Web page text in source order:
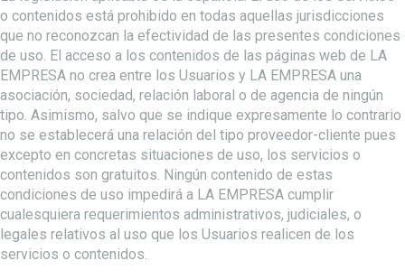
o contenidos está prohibido en todas aquellas jurisdicciones
que no reconozcan la efectividad de las presentes condiciones
de uso. El acceso a los contenidos de las páginas web de LA
EMPRESA no crea entre los Usuarios y LA EMPRESA una
asociación, sociedad, relación laboral o de agencia de ningún
tipo. Asimismo, salvo que se indique expresamente lo contrario
no se establecerá una relación del tipo proveedor-cliente pues
excepto en concretas situaciones de uso, los servicios o
contenidos son gratuitos. Ningún contenido de estas
condiciones de uso impedirá a LA EMPRESA cumplir
cualesquiera requerimientos administrativos, judiciales, o
legales relativos al uso que los Usuarios realicen de los
servicios o contenidos.